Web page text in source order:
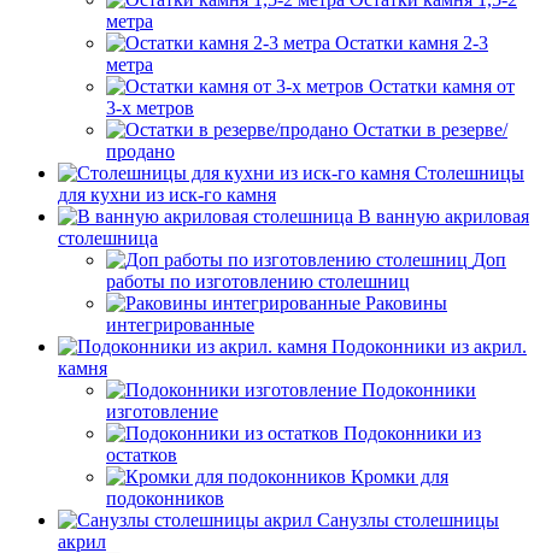
метра
Остатки камня 2-3
метра
Остатки камня от
3-х метров
Остатки в резерве/
продано
Столешницы
для кухни из иск-го камня
В ванную акриловая
столешница
Доп
работы по изготовлению столешниц
Раковины
интегрированные
Подоконники из акрил.
камня
Подоконники
изготовление
Подоконники из
остатков
Кромки для
подоконников
Санузлы столешницы
акрил